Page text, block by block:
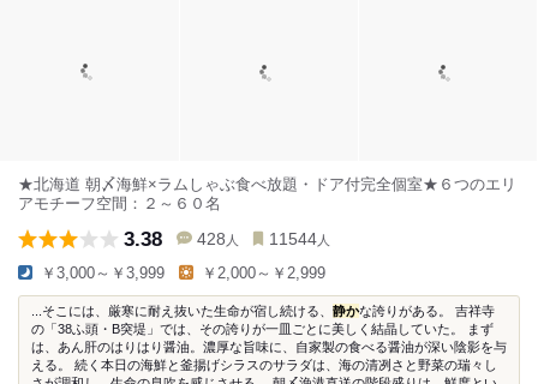
★北海道 朝〆海鮮×ラムしゃぶ食べ放題・ドア付完全個室★６つのエリ
アモチーフ空間：２～６０名
3.38 428 人 11544 人
￥3,000～￥3,999 ￥2,000～￥2,999
...そこには、厳寒に耐え抜いた生命が宿し続ける、 静かな誇りがある。 吉祥寺
の「38ふ頭・B突堤」では、その誇りが一皿ごとに美しく結晶していた。 まず
は、あん肝のはりはり醤油。濃厚な旨味に、自家製の食べる醤油が深い陰影を与
える。 続く本日の海鮮と釜揚げシラスのサラダは、海の清冽さと野菜の瑞々し